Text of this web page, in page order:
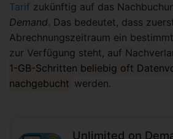
Tarif zukünftig auf das
Demand. Das bedeutet, dass
Abrechnungszeitraum ein
zur Verfügung steht, auf
1-GB-Schritten beliebig oft
nachgebucht werden.
Unlimited on